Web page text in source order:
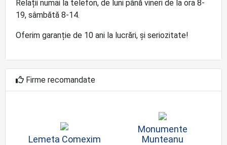
Relații numai la telefon, de luni până vineri de la ora 8-
19, sâmbătă 8-14.
Oferim garanție de 10 ani la lucrări, și seriozitate!
Firme recomandate
Lemeta Comexim
Monumente
Munteanu